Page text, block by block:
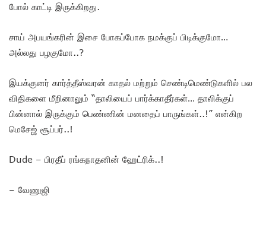
போல் காட்டி இருக்கிறது.
சாய் அபயங்கரின் இசை போகப்போக நமக்குப் பிடிக்குமோ…
அல்லது பழகுமோ..?
இயக்குனர் கார்த்தீஸ்வரன் காதல் மற்றும் செண்டிமெண்டுகளில் பல
விதிகளை மீறினாலும் “தாலியைப் பார்க்காதீர்கள்… தாலிக்குப்
பின்னால் இருக்கும் பெண்ணின் மனதைப் பாருங்கள்..!” என்கிற
மெசேஜ் சூப்பர்..!
Dude – பிரதீப் ரங்கநாதனின் ஹேட்ரிக்..!
– வேணுஜி